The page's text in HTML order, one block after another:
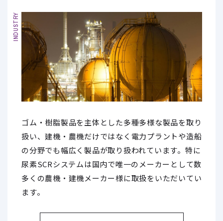
INDUSTRY
ゴム・樹脂製品を主体とした多種多様な製品を取り
扱い、建機・農機だけではなく電力プラントや造船
の分野でも幅広く製品が取り扱われています。特に
尿素SCRシステムは国内で唯一のメーカーとして数
多くの農機・建機メーカー様に取扱をいただいてい
ます。